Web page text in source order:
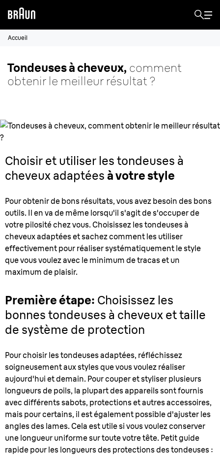
Accueil
Tondeuses à cheveux, comment
obtenir le meilleur résultat ?
Choisir et utiliser les tondeuses à
cheveux adaptées à votre style
Pour obtenir de bons résultats, vous avez besoin des bons
outils. Il en va de même lorsqu'il s'agit de s'occuper de
votre pilosité chez vous. Choisissez les tondeuses à
cheveux adaptées et sachez comment les utiliser
effectivement pour réaliser systématiquement le style
que vous voulez avec le minimum de tracas et un
maximum de plaisir.
Première étape: Choisissez les
bonnes tondeuses à cheveux et taille
de système de protection
Pour choisir les tondeuses adaptées, réfléchissez
soigneusement aux styles que vous voulez réaliser
aujourd'hui et demain. Pour couper et styliser plusieurs
longueurs de poils, la plupart des appareils sont fournis
avec différents sabots, protections et autres accessoires,
mais pour certains, il est également possible d'ajuster les
angles des lames. Cela est utile si vous voulez conserver
une longueur uniforme sur toute votre tête. Petit guide
rapide pour les longueurs des protections des tondeuses :